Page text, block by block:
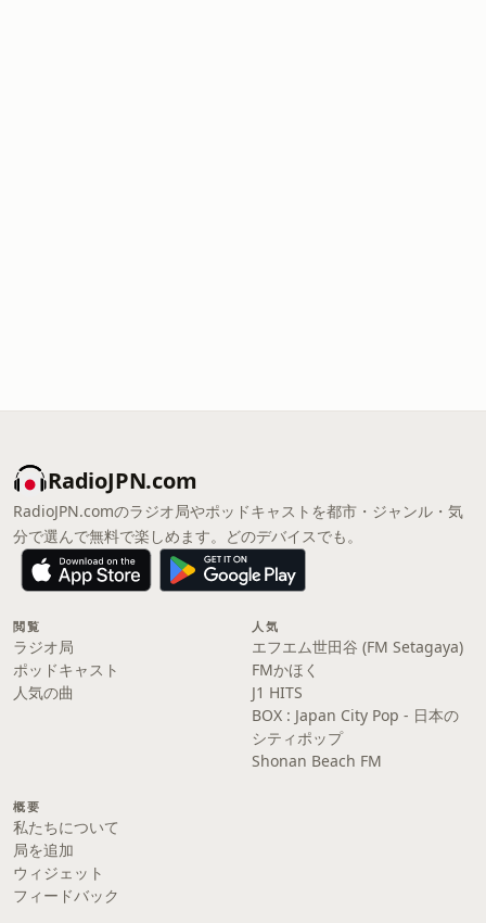
RadioJPN.com
RadioJPN.comのラジオ局やポッドキャストを都市・ジャンル・気
分で選んで無料で楽しめます。どのデバイスでも。
閲覧
ラジオ局
ポッドキャスト
人気の曲
人気
エフエム世田谷 (FM Setagaya)
FMかほく
J1 HITS
BOX : Japan City Pop - 日本の
シティポップ
Shonan Beach FM
概要
私たちについて
局を追加
ウィジェット
フィードバック